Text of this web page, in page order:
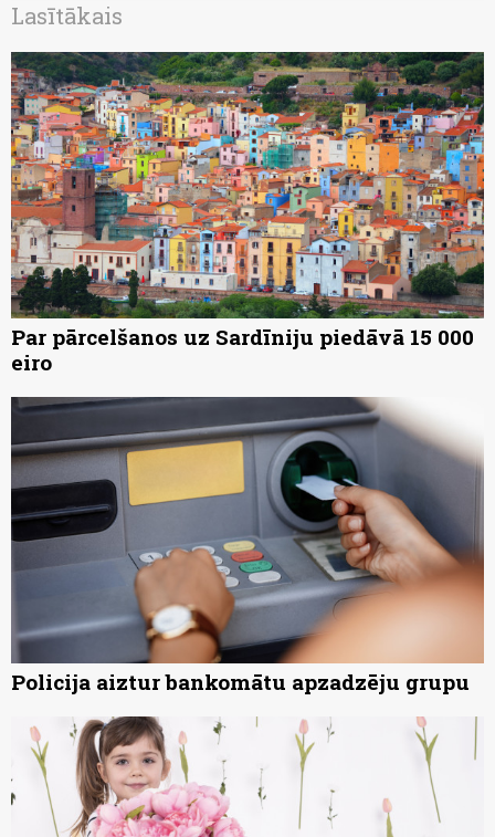
Lasītākais
Par pārcelšanos uz Sardīniju piedāvā 15 000
eiro
Policija aiztur bankomātu apzadzēju grupu